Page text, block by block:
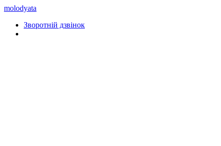
molodyata
Зворотній дзвінок